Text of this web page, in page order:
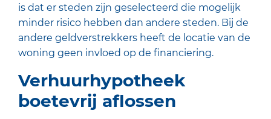
is dat er steden zijn geselecteerd die mogelijk
minder risico hebben dan andere steden. Bij de
andere geldverstrekkers heeft de locatie van de
woning geen invloed op de financiering.
Verhuurhypotheek
boetevrij aflossen